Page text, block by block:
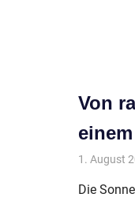
Von
1. August
Die